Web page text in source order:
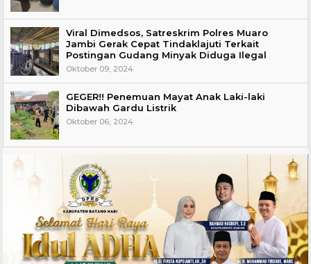
Viral Dimedsos, Satreskrim Polres Muaro
Jambi Gerak Cepat Tindaklajuti Terkait
Postingan Gudang Minyak Diduga Ilegal
Oktober 09, 2024
GEGER!! Penemuan Mayat Anak Laki-laki
Dibawah Gardu Listrik
Oktober 06, 2024